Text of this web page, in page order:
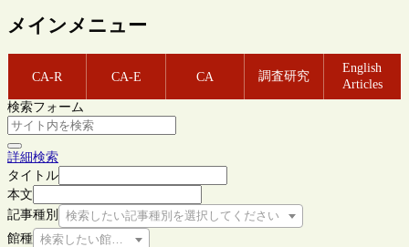
メインメニュー
CA-R CA-E CA 調査研究
English
Articles
検索フォーム
詳細検索
タイトル
本文
記事種別
検索したい記事種別を選択してください
館種 検索したい館種を選択してください